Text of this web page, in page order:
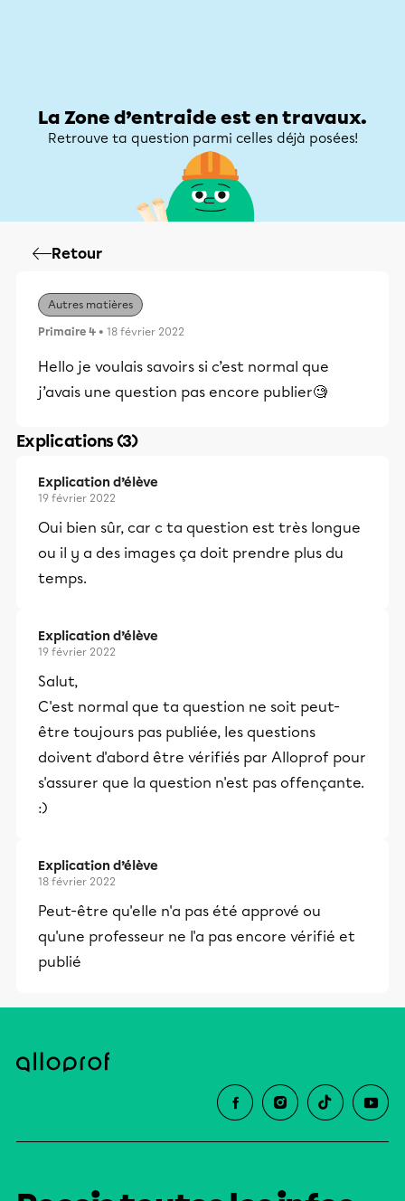
La Zone d’entraide est en travaux.
Retrouve ta question parmi celles déjà posées!
Retour
Autres matières
Primaire 4 • 18 février 2022
Hello je voulais savoirs si c’est normal que
j’avais une question pas encore publier🧐
Explications (3)
Explication d’élève
19 février 2022
Oui bien sûr, car c ta question est très longue
ou il y a des images ça doit prendre plus du
temps.
Explication d’élève
19 février 2022
Salut,
C'est normal que ta question ne soit peut-
être toujours pas publiée, les questions
doivent d'abord être vérifiés par Alloprof pour
s'assurer que la question n'est pas offençante.
:)
Explication d’élève
18 février 2022
Peut-être qu'elle n'a pas été apprové ou
qu'une professeur ne l'a pas encore vérifié et
publié